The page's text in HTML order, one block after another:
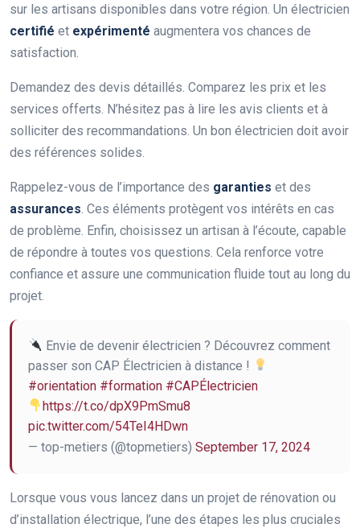
sur les artisans disponibles dans votre région. Un électricien
certifié et expérimenté augmentera vos chances de
satisfaction.
Demandez des devis détaillés. Comparez les prix et les
services offerts. N’hésitez pas à lire les avis clients et à
solliciter des recommandations. Un bon électricien doit avoir
des références solides.
Rappelez-vous de l’importance des garanties et des
assurances . Ces éléments protègent vos intérêts en cas
de problème. Enfin, choisissez un artisan à l’écoute, capable
de répondre à toutes vos questions. Cela renforce votre
confiance et assure une communication fluide tout au long du
projet.
Envie de devenir électricien ? Découvrez comment
passer son CAP Électricien à distance !
#orientation #formation #CAPÉlectricien
https://t.co/dpX9PmSmu8
pic.twitter.com/54TeI4HDwn
— top-metiers (@topmetiers) September 17, 2024
Lorsque vous vous lancez dans un projet de rénovation ou
d’installation électrique, l’une des étapes les plus cruciales